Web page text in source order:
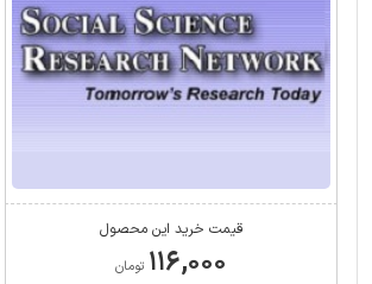
قیمت خرید این محصول
۱۱۶,۰۰۰ تومان